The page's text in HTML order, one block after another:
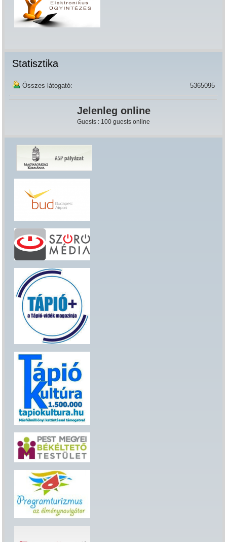
Statisztika
Összes látogató: 5365095
Jelenleg online
Guests : 100 guests online